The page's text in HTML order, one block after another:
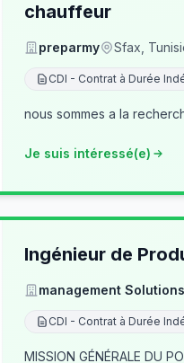
chauffeur
preparmy Sfax,
CDI - Contrat à Durée
nous sommes a la
Je suis intéressé(e)
Ingénieur de
management
CDI - Contrat à Durée
MISSION GÉNÉRALE DU